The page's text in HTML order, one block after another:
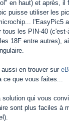
en haut) et après, il
puisse utiliser les
l'EasyPic5
tous les PIN-40
18F entre autres),
en trouver sur
ce que vous faites...
solution qui vous
sont plus faciles à